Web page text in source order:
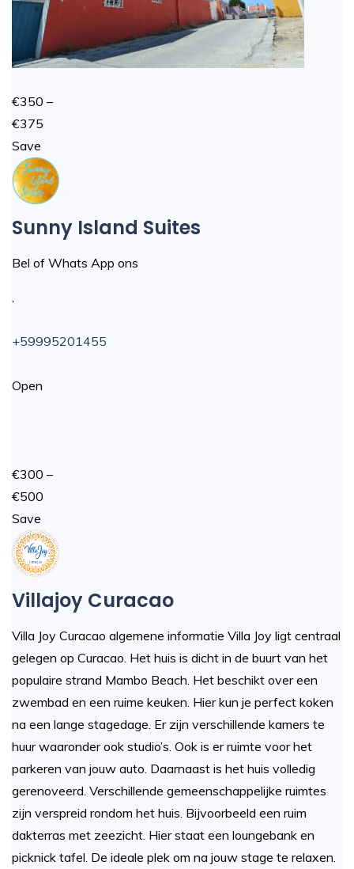
€350 –
€375
Save
Sunny Island Suites
Bel of Whats App ons
+59995201455
Open
€300 –
€500
Save
Villajoy Curacao
Villa Joy Curacao algemene informatie Villa Joy ligt centraal
gelegen op Curacao. Het huis is dicht in de buurt van het
populaire strand Mambo Beach. Het beschikt over een
zwembad en een ruime keuken. Hier kun je perfect koken
na een lange stagedage. Er zijn verschillende kamers te
huur waaronder ook studio’s. Ook is er ruimte voor het
parkeren van jouw auto. Daarnaast is het huis volledig
gerenoveerd. Verschillende gemeenschappelijke ruimtes
zijn verspreid rondom het huis. Bijvoorbeeld een ruim
dakterras met zeezicht. Hier staat een loungebank en
picknick tafel. De ideale plek om na jouw stage te relaxen.